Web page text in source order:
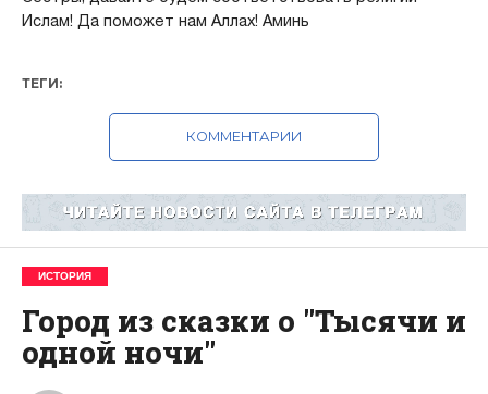
Ислам! Да поможет нам Аллах! Аминь
ТЕГИ:
КОММЕНТАРИИ
ИСТОРИЯ
Город из сказки о "Тысячи и
одной ночи"